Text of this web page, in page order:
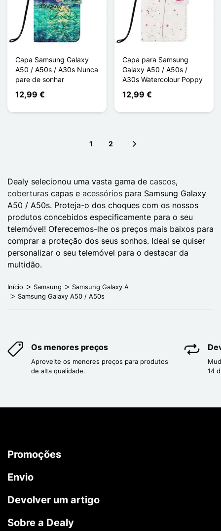
Capa Samsung Galaxy
A50 / A50s / A30s Nunca
pare de sonhar
12,99 €
Capa para Samsung
Galaxy A50 / A50s /
A30s Watercolour Poppy
12,99 €
1 2
Dealy selecionou uma vasta gama de cascos,
coberturas capas e acessórios para Samsung Galaxy
A50 / A50s. Proteja-o dos choques com os nossos
produtos concebidos especificamente para o seu
telemóvel! Oferecemos-lhe os preços mais baixos para
comprar a proteção dos seus sonhos. Ideal se quiser
personalizar o seu telemóvel para o destacar da
multidão.
Início Samsung
Samsung Galaxy A
Samsung Galaxy A50 / A50s
Os menores preços
Aproveite os menores preços para produtos
de alta qualidade.
14
Promoções
Envio
Devolver um artigo
Sobre a Dealy